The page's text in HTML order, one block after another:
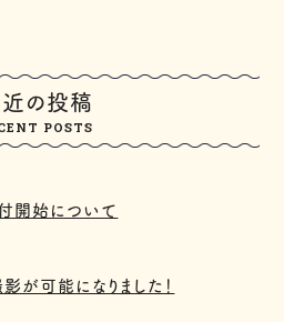
の投稿
POSTS
開始について
が可能になりました！